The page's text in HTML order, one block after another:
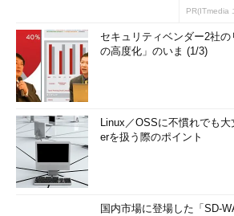
ような端末が発売される予定である。
RemoteFXのシステム要件
RemoteFXを利用するためのシステム要
く。RemoteFXは、本来はVDI機能の1つと
う構成で利用するケースを取り上げる。詳
「
Hardware Considerations for RemoteFX
サイト）」を参照していただきたい。
PR(ITmedia
セキュリティベンダー2社
の高度化」のいま (1/3)
Linux／OSSに不慣れでも
erを扱う際のポイント
国内市場に登場した「SD-